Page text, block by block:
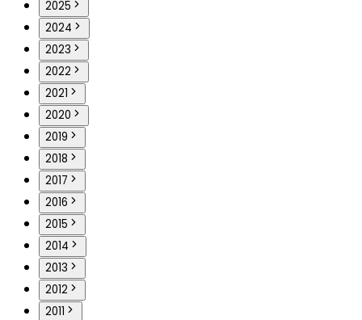
2025
2024
2023
2022
2021
2020
2019
2018
2017
2016
2015
2014
2013
2012
2011